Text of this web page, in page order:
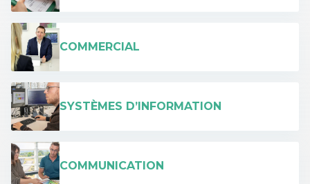
COMMERCIAL
SYSTÈMES D’INFORMATION
COMMUNICATION